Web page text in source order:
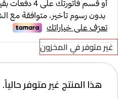
غير متوفر في المخزون
هذا المنتج غير متوفر حالياً.